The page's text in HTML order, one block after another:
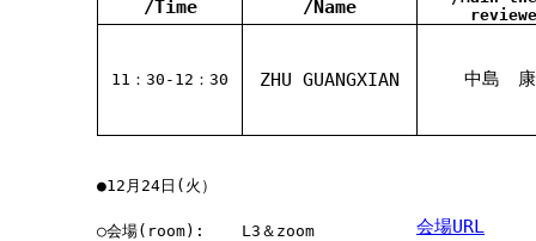
/Time
/Name
11：30-12：30 ZHU GUANGXIAN 中島 康
●12月24日(火）
○会場(room): L3＆zoom 会場URL